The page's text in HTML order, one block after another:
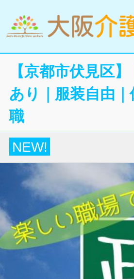
【京都市伏見区
あり｜服装自由
職
NEW!